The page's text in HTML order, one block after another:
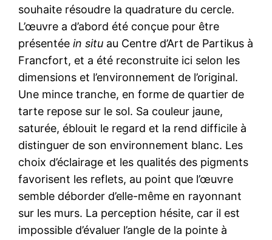
souhaite résoudre la quadrature du cercle.
L’œuvre a d’abord été conçue pour être
présentéein situ au Centre d’Art de Partikus à
Francfort, et a été reconstruite ici selon les
dimensions et l’environnement de l’original.
Une mince tranche, en forme de quartier de
tarte repose sur le sol. Sa couleur jaune,
saturée, éblouit le regard et la rend difficile à
distinguer de son environnement blanc. Les
choix d’éclairage et les qualités des pigments
favorisent les reflets, au point que l’œuvre
semble déborder d’elle-même en rayonnant
sur les murs. La perception hésite, car il est
impossible d’évaluer l’angle de la pointe à